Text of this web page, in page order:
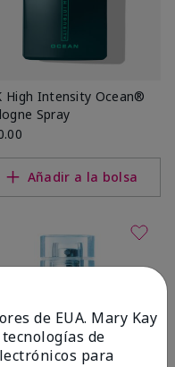
High Intensity Ocean®
Spray
Añadir a la bolsa
de EUA. Mary Kay
de
para